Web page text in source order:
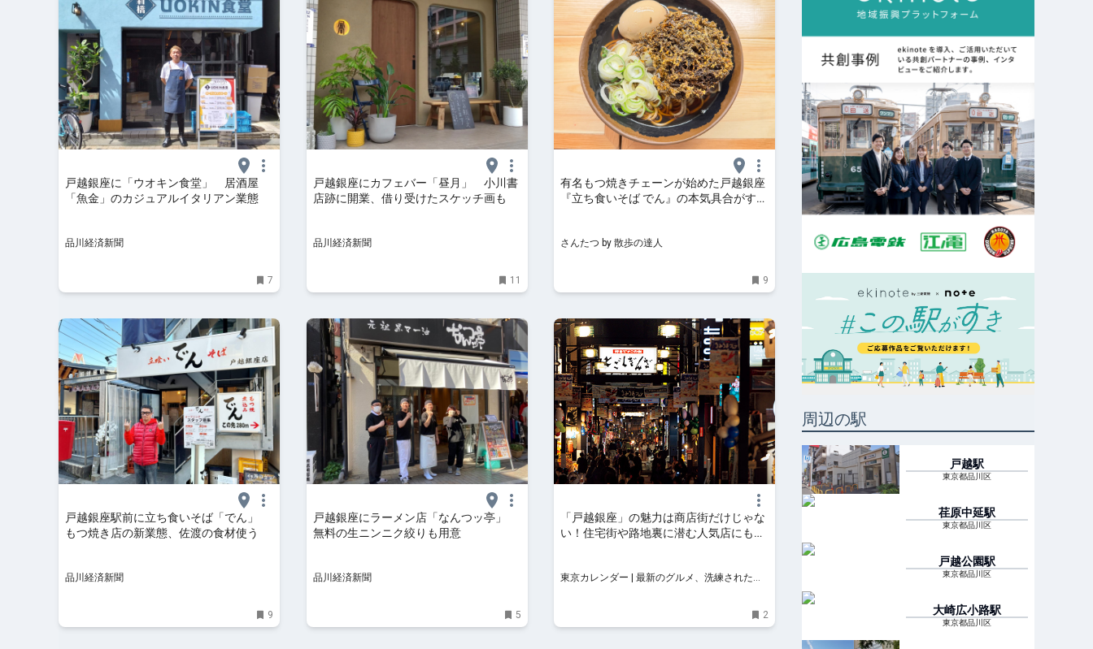
戸越銀座に「ウオキン食堂」 居酒屋
「魚金」のカジュアルイタリアン業態
品川経済新聞
7
戸越銀座にカフェバー「昼月」 小川書
店跡に開業、借り受けたスケッチ画も
品川経済新聞
11
有名もつ焼きチェーンが始めた戸越銀座
『立ち食いそば でん』の本気具合がすご
さんたつ by 散歩の達人
9
戸越銀座駅前に立ち食いそば「でん」
もつ焼き店の新業態、佐渡の食材使う
品川経済新聞
9
戸越銀座にラーメン店「なんつッ亭」
無料の生ニンニク絞りも用意
品川経済新聞
5
「戸越銀座」の魅力は商店街だけじゃな
い！住宅街や路地裏に潜む人気店にも心
東京カレンダー | 最新のグルメ、洗練されたラ
2
周辺の駅
戸越駅
東京都品川区
荏原中延駅
東京都品川区
戸越公園駅
東京都品川区
大崎広小路駅
東京都品川区